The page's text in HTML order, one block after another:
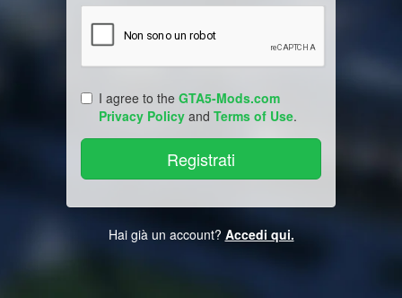
I agree to the GTA5-Mods.com
Privacy Policy and Terms of Use.
Hai già un account? Accedi qui.